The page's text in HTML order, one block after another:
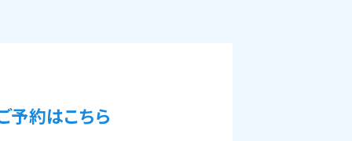
予約はこちら